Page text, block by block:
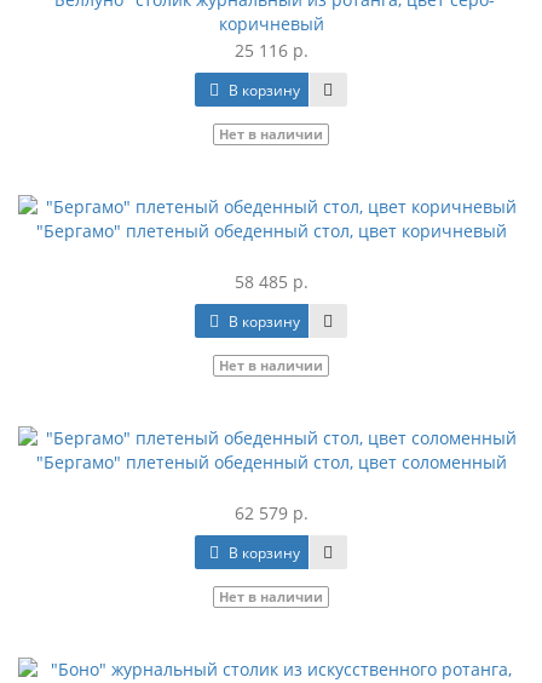
коричневый
25 116 р.
В корзину
Нет в наличии
"Бергамо" плетеный обеденный стол, цвет коричневый
58 485 р.
В корзину
Нет в наличии
"Бергамо" плетеный обеденный стол, цвет соломенный
62 579 р.
В корзину
Нет в наличии